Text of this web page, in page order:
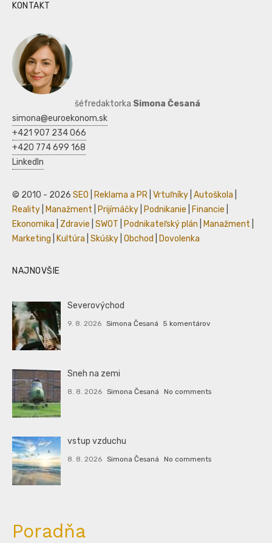
KONTAKT
šéfredaktorka Simona Česaná
simona@euroekonom.sk
+421 907 234 066
+420 774 699 168
LinkedIn
© 2010 - 2026 SEO Reklama a PR Vrtuľníky Autoškola
Reality Manažment Prijímáčky Podnikanie Financie
Ekonomika
Zdravie SWOT Podnikateľský plán Manažment
Marketing Kultúra Skúšky Obchod Dovolenka
NAJNOVŠIE
Severovýchod
9. 8. 2026 Simona Česaná 5 komentárov
Sneh na zemi
8. 8. 2026 Simona Česaná No comments
vstup vzduchu
8. 8. 2026 Simona Česaná No comments
Poradňa